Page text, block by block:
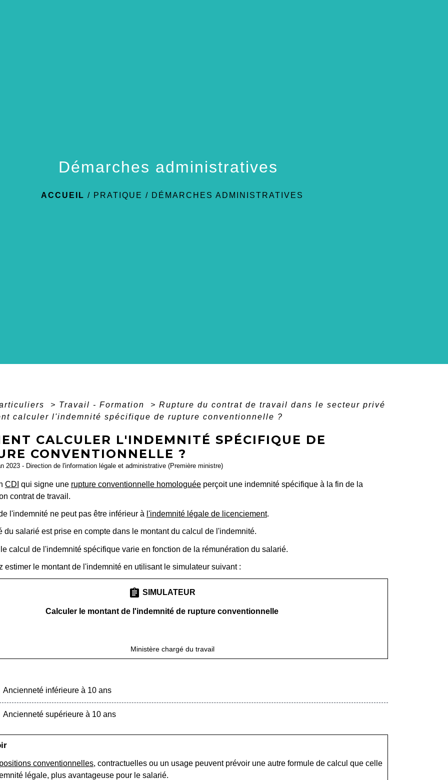
Démarches administratives
ACCUEIL / PRATIQUE / DÉMARCHES ADMINISTRATIVES
> Travail - Formation > Rupture du contrat de travail dans le secteur privé
calculer l'indemnité spécifique de rupture conventionnelle ?
CALCULER L'INDEMNITÉ SPÉCIFIQUE DE
CONVENTIONNELLE ?
2023 - Direction de l'information légale et administrative (Première ministre)
CDI qui signe une rupture conventionnelle homologuéeperçoit une indemnité spécifique à la fin de la
contrat de travail.
l'indemnité ne peut pas être inférieur à l'indemnité légale de licenciement.
du salarié est prise en compte dans le montant du calcul de l'indemnité.
calcul de l'indemnité spécifique varie en fonction de la rémunération du salarié.
estimer le montant de l'indemnité en utilisant le simulateur suivant :
assignment SIMULATEUR
Calculer le montant de l'indemnité de rupture conventionnelle
Ministère chargé du travail
Ancienneté inférieure à 10 ans
Ancienneté supérieure à 10 ans
conventionnelles, contractuelles ou un usage peuvent prévoir une autre formule de calcul que celle
légale, plus avantageuse pour le salarié.